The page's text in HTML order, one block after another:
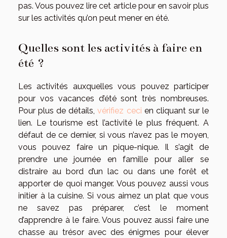
pas. Vous pouvez lire cet article pour en savoir plus
sur les activités qu’on peut mener en été.
Quelles sont les activités à faire en
été ?
Les activités auxquelles vous pouvez participer
pour vos vacances d’été sont très nombreuses.
Pour plus de détails,vérifiez ceci en cliquant sur le
lien. Le tourisme est l’activité le plus fréquent. A
défaut de ce dernier, si vous n’avez pas le moyen,
vous pouvez faire un pique-nique. Il s’agit de
prendre une journée en famille pour aller se
distraire au bord d’un lac ou dans une forêt et
apporter de quoi manger. Vous pouvez aussi vous
initier à la cuisine. Si vous aimez un plat que vous
ne savez pas préparer, c’est le moment
d’apprendre à le faire. Vous pouvez aussi faire une
chasse au trésor avec des énigmes pour élever